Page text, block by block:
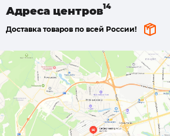
Адреса центров
Доставка товаров по всей России!